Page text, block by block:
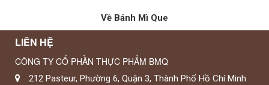
Về Bánh Mì Que
LIÊN HỆ
CÔNG TY CỔ PHẦN THỰC PHẨM BMQ
212 Pasteur, Phường 6, Quận 3, Thành Phố Hồ Chí Minh